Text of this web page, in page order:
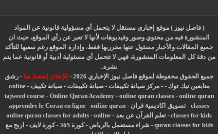
( فاصل نيوز ) موقع إخباري مستقل لا يتحمل أي مسؤولية قانونية عن المواد
المنشورة فيه من محتوي وصور وفيديوهات لأنها لا تعبر عن رأي الموقع، حيث ان
جميع المقالات والأخبار مسئول عنها محرريها فقط، وإدارة الموقع رغم سعيها للتأكد
من دقة كل المعلومات المنشورة، فهي لا تتحمل أي مسئولية أدبية أو قانونية عما يتم
نشره..
جميع الحقوق محفوظة لموقع فاصل نيوز الإخباري 2026 -
للإعلان إضغط هنا -رشق
متابعين تيك توك -
-مركز صيانة تكييفات -صيانة تكييفات -صيانة تكييف -
online
tajweed course- Online Quran Academy- online quran classes- online quran
classes
- تسويق اكاديمية قران -
apprendre le Coran en ligne - online quran
classes for kids
- تعلم القرآن عن بعد -
online quran classes for adults - online
quran classes for kids
-شراء مستعمل بالرياض -كورة 365 -كورة لايف - اربح مع